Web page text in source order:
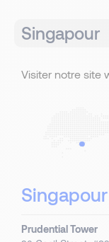
Singapour
Visiter notre site
Singapour
Prudential Tower